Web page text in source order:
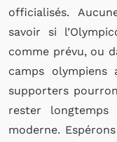
officialisés.
savoir si
comme prévu, ou
camps
supporters
rester
moderne.